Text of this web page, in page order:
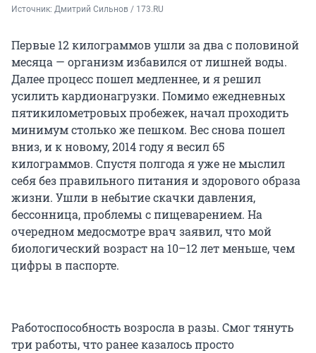
Источник: Дмитрий Сильнов / 173.RU
Первые 12 килограммов ушли за два с половиной
месяца — организм избавился от лишней воды.
Далее процесс пошел медленнее, и я решил
усилить кардионагрузки. Помимо ежедневных
пятикилометровых пробежек, начал проходить
минимум столько же пешком. Вес снова пошел
вниз, и к новому, 2014 году я весил 65
килограммов. Спустя полгода я уже не мыслил
себя без правильного питания и здорового образа
жизни. Ушли в небытие скачки давления,
бессонница, проблемы с пищеварением. На
очередном медосмотре врач заявил, что мой
биологический возраст на 10–12 лет меньше, чем
цифры в паспорте.
Работоспособность возросла в разы. Смог тянуть
три работы, что ранее казалось просто